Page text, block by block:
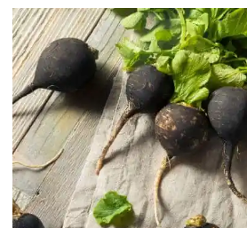
Tout
savoir
sur
le
radis
noir